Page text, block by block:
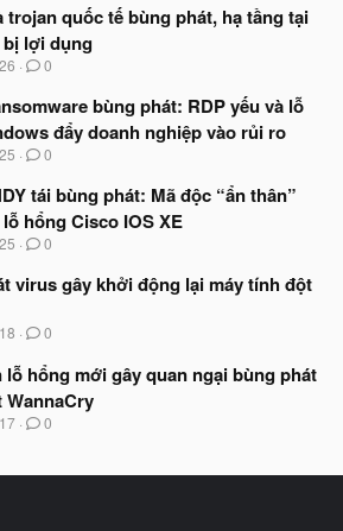
trojan quốc tế bùng phát, hạ tầng tại
bị lợi dụng
0
bùng phát: RDP yếu và lỗ
đẩy doanh nghiệp vào rủi ro
0
tái bùng phát: Mã độc “ẩn thân”
hổng Cisco IOS XE
0
virus gây khởi động lại máy tính đột
0
lỗ hổng mới gây quan ngại bùng phát
WannaCry
0